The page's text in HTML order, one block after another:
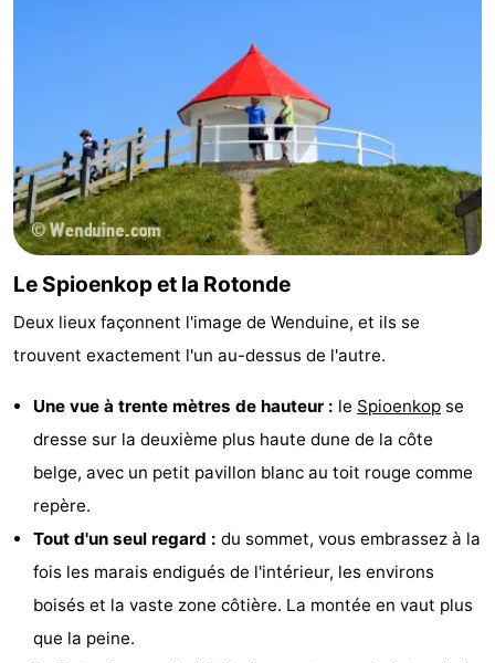
Vlaanderen
Nieuwvliet
-
Sluis
Nature
Het
Flandre-
Occidentale
-
Gand
côte
Nature
Le Spioenkop et la Rotonde
Deux lieux façonnent l'image de Wenduine, et ils se
trouvent exactement l'un au-dessus de l'autre.
Une vue à trente mètres de hauteur : le Spioenkop se
dresse sur la deuxième plus haute dune de la côte
belge, avec un petit pavillon blanc au toit rouge comme
repère.
Tout d'un seul regard : du sommet, vous embrassez à la
fois les marais endigués de l'intérieur, les environs
boisés et la vaste zone côtière. La montée en vaut plus
que la peine.